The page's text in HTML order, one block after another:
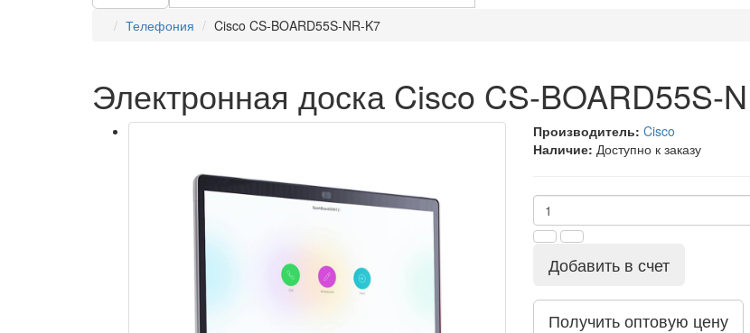
Телефония Cisco CS-BOARD55S-NR-K7
Электронная доска Cisco CS-BOARD55S-
Производитель: Cisco
Наличие: Доступно к заказу
Добавить в счет
Получить оптовую цену